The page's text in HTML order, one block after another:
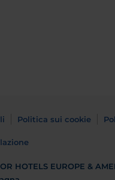
Politica sui cookie
HOTELS EUROPE &